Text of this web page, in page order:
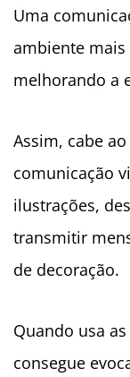
Uma
ambiente mais
melhorando a
Assim, cabe
comunicação
ilustrações,
transmitir
de decoração.
Quando usa
consegue